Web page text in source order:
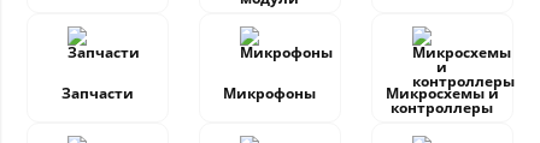
Запчасти Микрофоны Микросхемы и
контроллеры